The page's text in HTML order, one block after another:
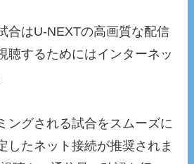
合はU-NEXTの高画質な配信
聴するためにはインターネッ
ングされる試合をスムーズに
したネット接続が推奨されま